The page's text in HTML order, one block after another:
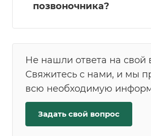
позвоночника?
Не нашли ответа на свой
Свяжитесь с нами, и мы
всю необходимую
Задать свой вопрос